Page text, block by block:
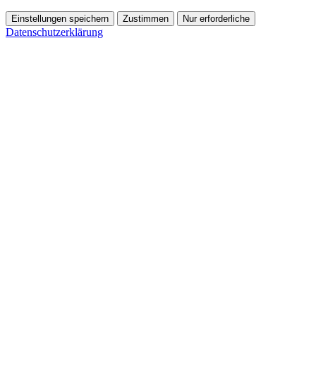
Einstellungen speichern Zustimmen Nur erforderliche
Datenschutzerklärung